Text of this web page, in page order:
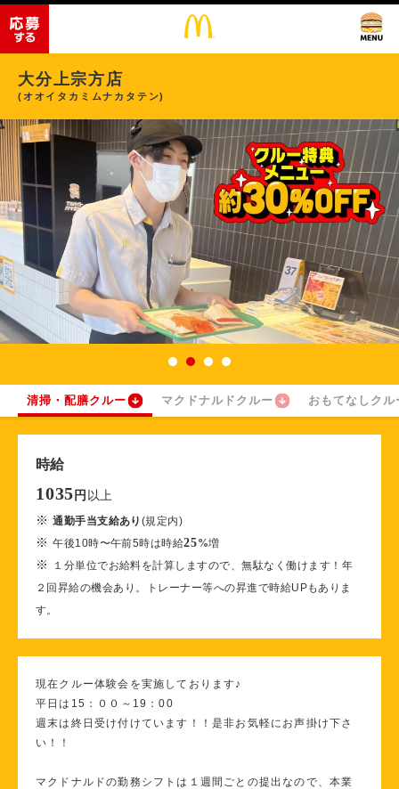
大分上宗方店
(オオイタカミムナカタテン)
清掃・配膳クルー マクドナルドクルー おもてなしクル
時給
1035 円 以上
※通勤手当支給あり (規定内)
※午後10時〜午前5時は時給25%増
※
１分単位でお給料を計算しますので、無駄なく働けます！年
２回昇給の機会あり。トレーナー等への昇進で時給UPもありま
す。
現在クルー体験会を実施しております♪
平日は15：００～19：00
週末は終日受け付けています！！是非お気軽にお声掛け下さ
い！！
マクドナルドの勤務シフトは１週間ごとの提出なので、本業